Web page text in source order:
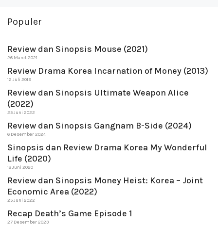
Populer
Review dan Sinopsis Mouse (2021)
26 Maret 2021
Review Drama Korea Incarnation of Money (2013)
12 Juli 2019
Review dan Sinopsis Ultimate Weapon Alice
(2022)
25 Juni 2022
Review dan Sinopsis Gangnam B-Side (2024)
6 Desember 2024
Sinopsis dan Review Drama Korea My Wonderful
Life (2020)
18 Juni 2020
Review dan Sinopsis Money Heist: Korea – Joint
Economic Area (2022)
25 Juni 2022
Recap Death’s Game Episode 1
27 Desember 2023